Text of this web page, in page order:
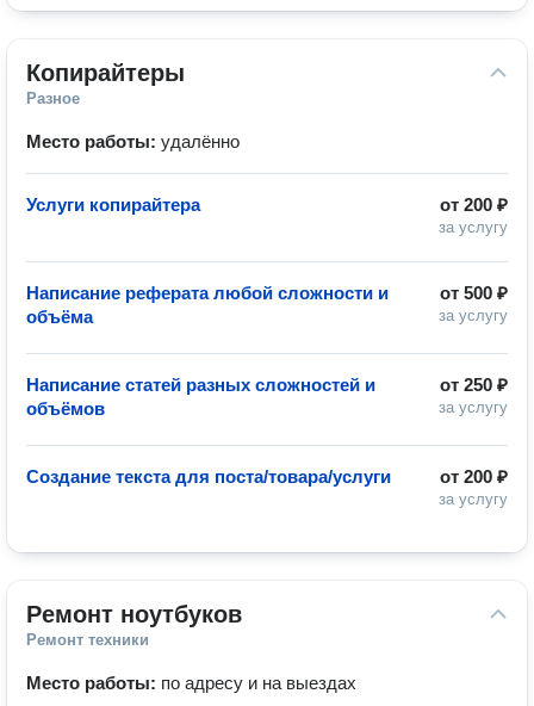
Копирайтеры
Разное
Место работы: удалённо
от 200 ₽
за услугу
Услуги копирайтера
от 500 ₽
за услугу
Написание реферата любой сложности и
объёма
от 250 ₽
за услугу
Написание статей разных сложностей и
объёмов
от 200 ₽
за услугу
Создание текста для поста/товара/услуги
Ремонт ноутбуков
Ремонт техники
Место работы: по адресу и на выездах